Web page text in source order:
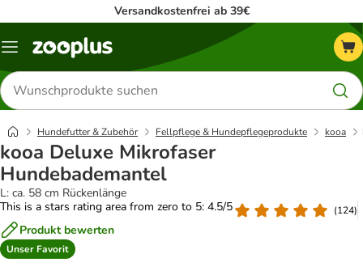
Versandkostenfrei ab 39€
Menü
Produkte
suchen
Hundefutter & Zubehör Fellpflege & Hundepflegeprodukte kooa
kooa Deluxe Mikrofaser
Hundebademantel
L: ca. 58 cm Rückenlänge
This is a stars rating area from zero to 5: 4.5/5
(124)
Produkt bewerten
Unser Favorit